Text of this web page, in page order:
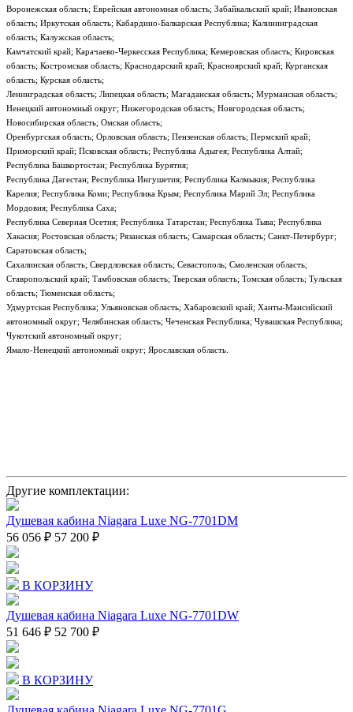
Воронежская область; Еврейская автономная область; Забайкальский край; Ивановская
область; Иркутская область; Кабардино-Балкарская Республика; Калининградская
область; Калужская область;
Камчатский край; Карачаево-Черкесская Республика; Кемеровская область; Кировская
область; Костромская область; Краснодарский край; Красноярский край; Курганская
область; Курская область;
Ленинградская область; Липецкая область; Магаданская область; Мурманская область;
Ненецкий автономный округ; Нижегородская область; Новгородская область;
Новосибирская область; Омская область;
Оренбургская область; Орловская область; Пензенская область; Пермский край;
Приморский край; Псковская область; Республика Адыгея; Республика Алтай;
Республика Башкортостан; Республика Бурятия;
Республика Дагестан; Республика Ингушетия; Республика Калмыкия; Республика
Карелия; Республика Коми; Республика Крым; Республика Марий Эл; Республика
Мордовия; Республика Саха;
Республика Северная Осетия; Республика Татарстан; Республика Тыва; Республика
Хакасия; Ростовская область; Рязанская область; Самарская область; Санкт-Петербург;
Саратовская область;
Сахалинская область; Свердловская область; Севастополь; Смоленская область;
Ставропольский край; Тамбовская область; Тверская область; Томская область; Тульская
область; Тюменская область;
Удмуртская Республика; Ульяновская область; Хабаровский край; Ханты-Мансийский
автономный округ; Челябинская область; Чеченская Республика; Чувашская Республика;
Чукотский автономный округ;
Ямало-Ненецкий автономный округ; Ярославская область.
Другие комплектации:
Душевая кабина Niagara Luxe NG-7701DM
56 056 ₽ 57 200 ₽
В КОРЗИНУ
Душевая кабина Niagara Luxe NG-7701DW
51 646 ₽ 52 700 ₽
В КОРЗИНУ